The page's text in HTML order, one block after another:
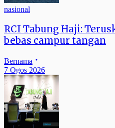
nasional
RCI Tabung Haji:
bebas campur tangan
Bernama
7 Ogos 2026